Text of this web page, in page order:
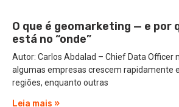
O que é geomarketing — e por
está no “onde”
Autor: Carlos Abdalad – Chief Data Officer
algumas empresas crescem rapidamente
regiões, enquanto outras
Leia mais »